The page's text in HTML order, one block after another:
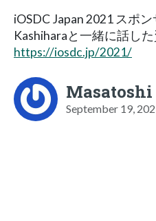
iOSDC Japan 2021 スポ
Kashiharaと一緒に話した
https://iosdc.jp/2021/
Masatoshi
September 19,